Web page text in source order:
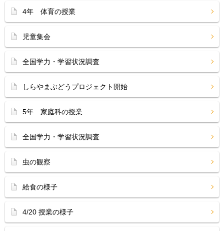
4年 体育の授業
児童集会
全国学力・学習状況調査
しらやまぶどうプロジェクト開始
5年 家庭科の授業
全国学力・学習状況調査
虫の観察
給食の様子
4/20 授業の様子